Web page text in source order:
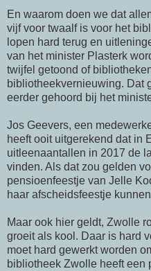
En waarom doen we dat
vijf voor twaalf is voor het
lopen hard terug en
van het minister Plasterk
twijfel getoond of
bibliotheekvernieuwing. Dat
eerder gehoord bij het
Jos Geevers, een
heeft ooit uitgerekend dat in
uitleenaantallen in 2017 de
vinden. Als dat zou gelden
pensioenfeestje van Jelle
haar afscheidsfeestje
Maar ook hier geldt, Zwolle
groeit als kool. Daar is hard
moet hard gewerkt worden
bibliotheek Zwolle heeft een